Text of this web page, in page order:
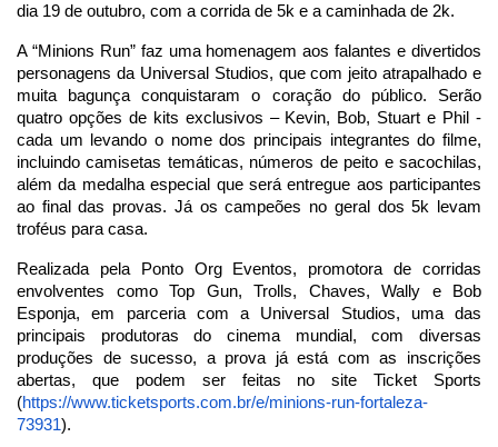
dia 19 de outubro, com a corrida de 5k e a caminhada de 2k.
A “Minions Run” faz uma homenagem aos falantes e divertidos
personagens da Universal Studios, que com jeito atrapalhado e
muita bagunça conquistaram o coração do público. Serão
quatro opções de kits exclusivos – Kevin, Bob, Stuart e Phil -
cada um levando o nome dos principais integrantes do filme,
incluindo camisetas temáticas, números de peito e sacochilas,
além da medalha especial que será entregue aos participantes
ao final das provas. Já os campeões no geral dos 5k levam
troféus para casa.
Realizada pela Ponto Org Eventos, promotora de corridas
envolventes como Top Gun, Trolls, Chaves, Wally e Bob
Esponja, em parceria com a Universal Studios, uma das
principais produtoras do cinema mundial, com diversas
produções de sucesso, a prova já está com as inscrições
abertas, que podem ser feitas no site Ticket Sports
(https://www.ticketsports.com.br/e/minions-run-fortaleza-
73931).